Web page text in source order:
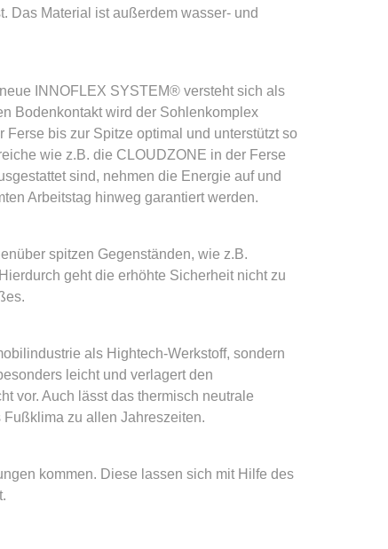
Das Material ist außerdem wasser- und
INNOFLEX SYSTEM® versteht sich als
Bodenkontakt wird der Sohlenkomplex
bis zur Spitze optimal und unterstützt so
wie z.B. die CLOUDZONE in der Ferse
sind, nehmen die Energie auf und
Arbeitstag hinweg garantiert werden.
spitzen Gegenständen, wie z.B.
geht die erhöhte Sicherheit nicht zu
als Hightech-Werkstoff, sondern
leicht und verlagert den
vor. Auch lässt das thermisch neutrale
zu allen Jahreszeiten.
kommen. Diese lassen sich mit Hilfe des